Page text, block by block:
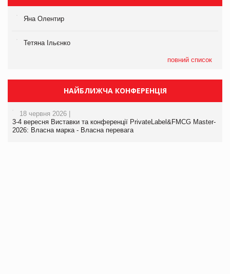
Яна Олентир
Тетяна Ільєнко
повний список
НАЙБЛИЖЧА КОНФЕРЕНЦІЯ
18 червня 2026 |
3-4 вересня Виставки та конференції PrivateLabel&FMCG Master-
2026: Власна марка - Власна перевага